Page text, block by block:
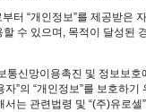
터 “개인정보”를 제공받은
할 수 있으며, 목적이 달성된
통신망이용촉진 및 정보보호
”의 “개인정보”를 보호하기
서는 관련법령 및 “(주)유로